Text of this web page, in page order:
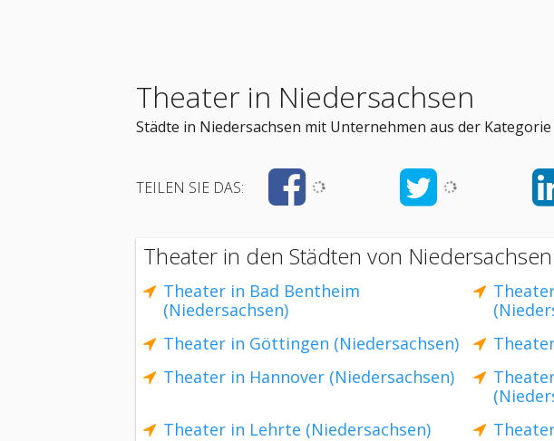
Theater in Niedersachsen
Städte in Niedersachsen mit Unternehmen aus der
TEILEN SIE DAS:
Theater in den Städten von
Theater in Bad Bentheim
(Niedersachsen)
Theater in Göttingen (Niedersachsen)
Theater in Hannover (Niedersachsen)
Theater in Lehrte (Niedersachsen)